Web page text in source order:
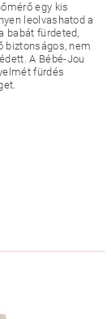
egy kis
leolvashatod a
babát fürdeted,
biztonságos, nem
A Bébé-Jou
fürdés